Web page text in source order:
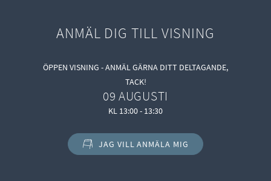
ANMÄL DIG TILL VISNING
ÖPPEN VISNING - ANMÄL GÄRNA DITT DELTAGANDE,
TACK!
09 AUGUSTI
KL 13:00 - 13:30
JAG VILL ANMÄLA MIG